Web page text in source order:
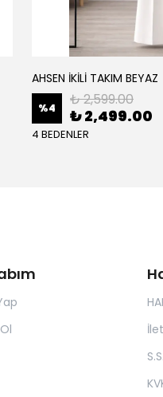
AHSEN İKİLİ TAKIM BEYAZ
%4 ₺ 2,599.00
₺ 2,499.00
4 BEDENLER